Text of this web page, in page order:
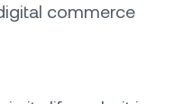
commerce